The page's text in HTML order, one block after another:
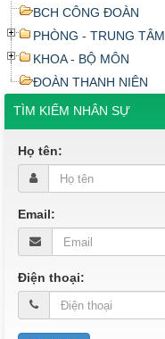
BCH CÔNG ĐOÀN
PHÒNG - TRUNG TÂM
KHOA - BỘ MÔN
ĐOÀN THANH NIÊN
TÌM KIẾM NHÂN SỰ
Họ tên:
Email:
Điện thoại: